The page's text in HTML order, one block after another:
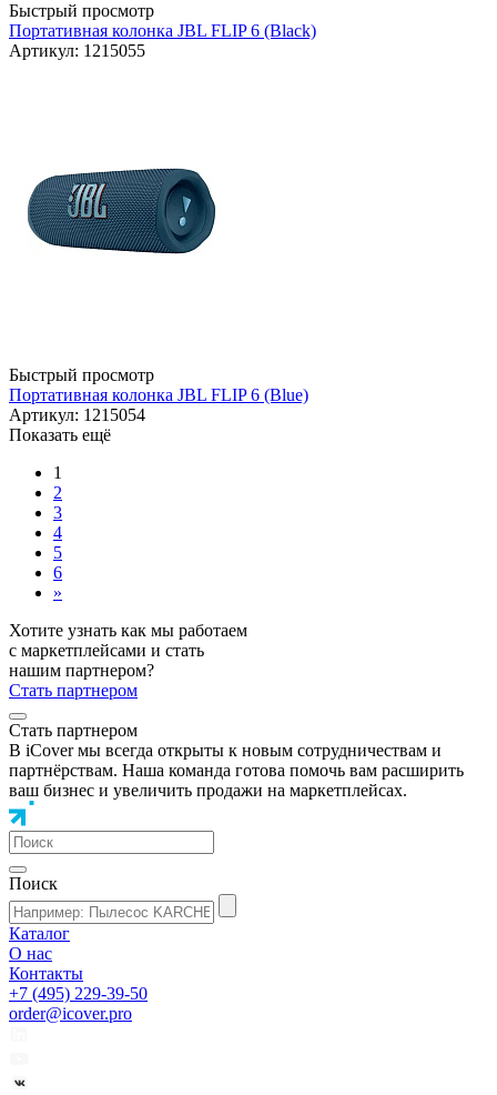
Быстрый просмотр
Портативная колонка JBL FLIP 6 (Black)
Артикул: 1215055
Быстрый просмотр
Портативная колонка JBL FLIP 6 (Blue)
Артикул: 1215054
Показать ещё
1
2
3
4
5
6
»
Хотите узнать как мы работаем
с маркетплейсами и стать
нашим партнером?
Стать партнером
Стать партнером
В iCover мы всегда открыты к новым сотрудничествам и
партнёрствам. Наша команда готова помочь вам расширить
ваш бизнес и увеличить продажи на маркетплейсах.
Поиск
Каталог
О нас
Контакты
+7 (495) 229-39-50
order@icover.pro